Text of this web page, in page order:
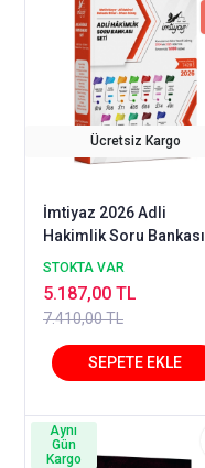
Ücretsiz Kargo
İmtiyaz 2026 Adli
Hakimlik Soru Bankası
Seti İmtiyaz Yayıncılık
STOKTA VAR
7.410,00 TL
5.187,00 TL
Aynı
Gün
Kargo